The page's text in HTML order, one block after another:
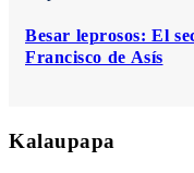
Besar leprosos: El
Francisco de Asís
Kalaupapa